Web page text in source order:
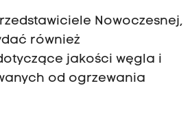
Nowoczesnej,
również
jakości węgla i
od ogrzewania